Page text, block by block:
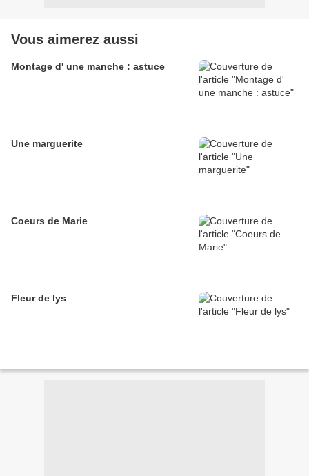
Vous aimerez aussi
Montage d' une manche : astuce
Une marguerite
Coeurs de Marie
Fleur de lys